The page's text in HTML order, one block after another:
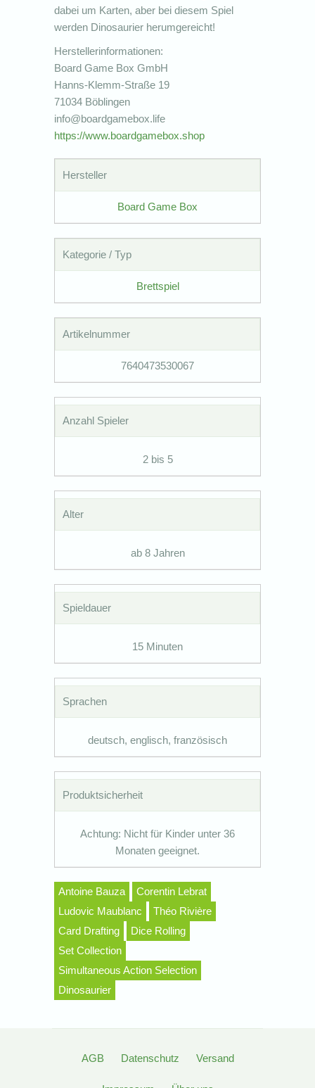
dabei um Karten, aber bei diesem Spiel
werden Dinosaurier herumgereicht!
Herstellerinformationen:
Board Game Box GmbH
Hanns-Klemm-Straße 19
71034 Böblingen
info@boardgamebox.life
https://www.boardgamebox.shop
Hersteller
Board Game Box
Kategorie / Typ
Brettspiel
Artikelnummer
7640473530067
Anzahl Spieler
2 bis 5
Alter
ab 8 Jahren
Spieldauer
15 Minuten
Sprachen
deutsch, englisch, französisch
Produktsicherheit
Achtung: Nicht für Kinder unter 36
Monaten geeignet.
Antoine Bauza
Corentin Lebrat
Ludovic Maublanc
Théo Rivière
Card Drafting
Dice Rolling
Set Collection
Simultaneous Action Selection
Dinosaurier
AGB Datenschutz Versand